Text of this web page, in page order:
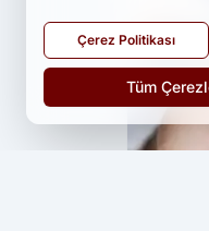
Çerez Politikası
Tüm